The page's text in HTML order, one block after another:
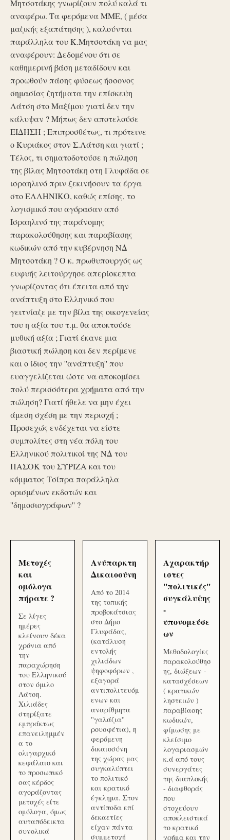
Μητσοτάκης γνωρίζουν πολύ καλά τι
αναφέρω. Τα φερόμενα ΜΜΕ, ( μέσα
μαζικής εξαπάτησης ), καλούνται
παράλληλα του Κ.Μητσοτάκη να μας
αναφέρουν: Δεδομένου ότι σε
καθημερινή βάση μεταδίδουν και
προωθούν πάσης φύσεως ήσσονος
σημασίας ζητήματα την επίσκεψη
Λάτση στο Μαξίμου γιατί δεν την
κάλυψαν ? Μήπως δεν αποτελούσε
ΕΙΔΗΣΗ ; Επιπροσθέτως, τι πρότεινε
ο Κυριάκος στον Σ.Λάτση και γιατί ;
Τέλος, τι σηματοδοτούσε η πώληση
της βίλας Μητσοτάκη στη Γλυφάδα σε
ισραηλινό πριν ξεκινήσουν τα έργα
στο ΕΛΛΗΝΙΚΟ, καθώς επίσης, το
λογισμικό που αγόρασαν από
Ισραηλινό της παράνομης
παρακολούθησης και παραβίασης
κωδικών από την κυβέρνηση ΝΔ
Μητσοτάκη ? Ο κ. πρωθυπουργός ως
ευφυής λειτούργησε απερίσκεπτα
γνωρίζοντας ότι έπειτα από την
ανάπτυξη στο Ελληνικό που
γειτνίαζε με την βίλα της οικογενείας
του η αξία του τ.μ. θα αποκτούσε
μυθική αξία ; Γιατί έκανε μια
βιαστική πώληση και δεν περίμενε
και ο ίδιος την ''ανάπτυξη'' που
ευαγγελίζεται ώστε να αποκομίσει
πολύ περισσότερα χρήματα από την
πώληση? Γιατί ήθελε να μην έχει
άμεση σχέση με την περιοχή ;
Προσεχώς ενδέχεται να είστε
συμπολίτες στη νέα πόλη του
Ελληνικού πολιτικοί της ΝΔ του
ΠΑΣΟΚ του ΣΥΡΙΖΑ και του
κόμματος Τσίπρα παράλληλα
ορισμένων εκδοτών και
''δημοσιογράφων'' ?
Μετοχές
και
ομόλογα
πήρατε ?
Σε λίγες
ημέρες
κλείνουν δέκα
χρόνια από
την
παραχώρηση
του Ελληνικού
στον όμιλο
Λάτση.
Χιλιάδες
στηρίξατε
εμπράκτως
επανειλημμέν
α το
ολιγαρχικό
κεφάλαιο και
το προσωπικό
σας κέρδος
αγοράζοντας
μετοχές είτε
ομόλογα, όμως
αυταπόδεικτα
συνολικά
Ανύπαρκτη
Δικαιοσύνη
Από το 2014
της τοπικής
προβοκάτσιας
στο Δήμο
Γλυφάδας,
(κατάλυση
εντολής
χιλιάδων
ψηφοφόρων ,
εξαγορά
αντιπολιτευόμ
ενων και
αναρίθμητα
''γαλάζια''
ρουσφέτια), η
φερόμενη
δικαιοσύνη
της χώρας μας
συγκαλύπτει
το πολιτικό
και κρατικό
έγκλημα. Στον
αντίποδα επί
δεκαετίες
είχαν πάντα
συμμετοχή
Αχαρακτήρ
ιστες
''πολιτικές''
συγκάλυψης
-
υπονομεύσε
ων
Μεθοδολογίες
παρακολούθησ
ης, διώξεων -
κατασχέσεων
( κρατικών
ληστειών )
παραβίασης
κωδικών,
φίμωσης με
κλείσιμο
λογαριασμών
κ.ά από τους
συνεργάτες
της διαπλοκής
- διαφθοράς
που
στοχεύουν
αποκλειστικά
το κρατικό
χρήμα και την